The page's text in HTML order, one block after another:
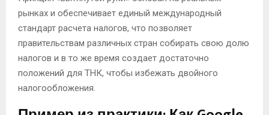
рынках и обеспечивает единый международный
стандарт расчета налогов, что позволяет
правительствам различных стран собирать свою долю
налогов и в то же время создает достаточно
положений для ТНК, чтобы избежать двойного
налогообложения.